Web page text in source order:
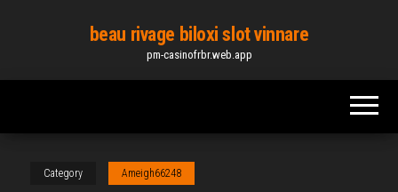
content
beau rivage biloxi slot vinnare
pm-casinofrbr.web.app
Category Ameigh66248